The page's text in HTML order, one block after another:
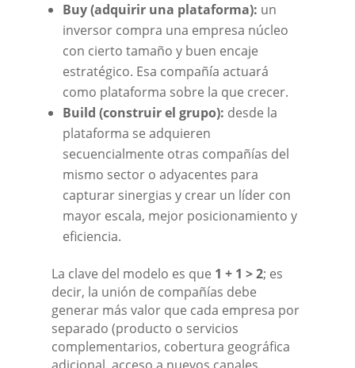
Buy (adquirir una plataforma): un
inversor compra una empresa núcleo
con cierto tamaño y buen encaje
estratégico. Esa compañía actuará
como plataforma sobre la que crecer.
Build (construir el grupo): desde la
plataforma se adquieren
secuencialmente otras compañías del
mismo sector o adyacentes para
capturar sinergias y crear un líder con
mayor escala, mejor posicionamiento y
eficiencia.
La clave del modelo es que 1 + 1 > 2; es
decir, la unión de compañías debe
generar más valor que cada empresa por
separado (producto o servicios
complementarios, cobertura geográfica